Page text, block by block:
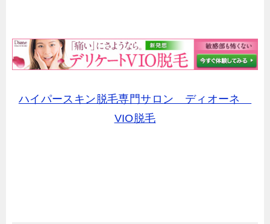
ハイパースキン脱毛専門サロン ディオーネ
VIO脱毛